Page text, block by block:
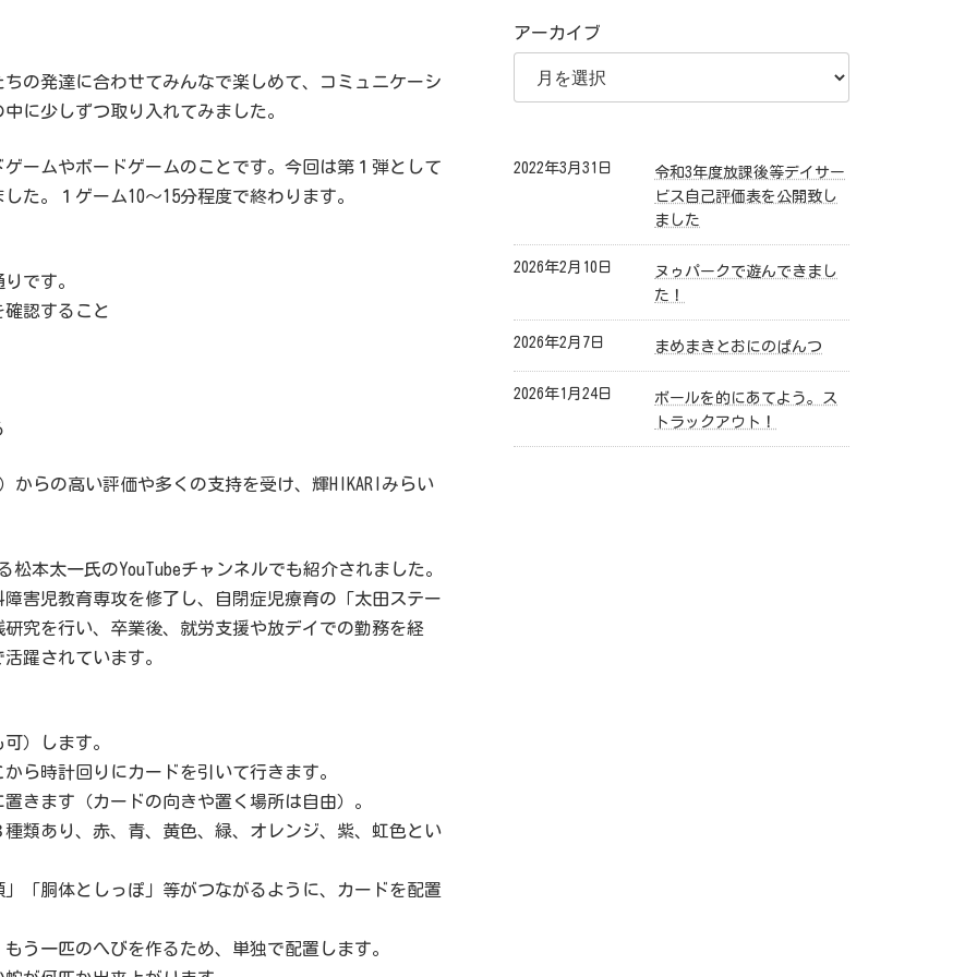
の発達に合わせてみんなで楽しめて、コミュニケーシ
に少しずつ取り入れてみました。
ームやボードゲームのことです。今回は第１弾として
た。１ゲーム10～15分程度で終わります。
です。
認すること
からの高い評価や多くの支持を受け、輝HIKARIみらい
本太一氏のYouTubeチャンネルでも紹介されました。
害児教育専攻を修了し、自閉症児療育の「太田ステー
究を行い、卒業後、就労支援や放デイでの勤務を経
躍されています。
）します。
ら時計回りにカードを引いて行きます。
きます（カードの向きや置く場所は自由）。
類あり、赤、青、黄色、緑、オレンジ、紫、虹色とい
「胴体としっぽ」等がつながるように、カードを配置
う一匹のへびを作るため、単独で配置します。
アーカイブ
2022年3月31日
令和3年度放課後等デイサー
ビス自己評価表を公開致し
ました
2026年2月10日
ヌゥパークで遊んできまし
た！
2026年2月7日 まめまきとおにのぱんつ
2026年1月24日
ボールを的にあてよう。ス
トラックアウト！